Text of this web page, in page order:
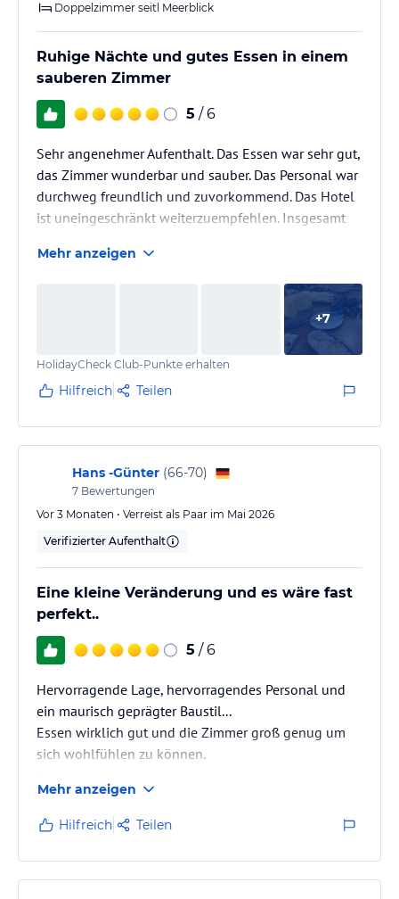
Doppelzimmer seitl Meerblick
Ruhige Nächte und gutes Essen in einem
sauberen Zimmer
5 / 6
Sehr angenehmer Aufenthalt. Das Essen war sehr gut,
das Zimmer wunderbar und sauber. Das Personal war
durchweg freundlich und zuvorkommend. Das Hotel
ist uneingeschränkt weiterzuempfehlen. Insgesamt
Mehr anzeigen
+7
HolidayCheck Club-Punkte erhalten
Hilfreich Teilen
Hans -Günter (66-70)
7 Bewertungen
Vor 3 Monaten • Verreist als Paar im Mai 2026
Verifizierter Aufenthalt
Eine kleine Veränderung und es wäre fast
perfekt..
5 / 6
Hervorragende Lage, hervorragendes Personal und
ein maurisch geprägter Baustil...
Essen wirklich gut und die Zimmer groß genug um
sich wohlfühlen zu können.
Geruchswahrnehmung beeinträchtigt ...
Insbesondere im Erdgeschoss des Anbaus machten
die zum Flur gelegenen Toilettenfenster einem
unmissverstândlich klar - menschliche
Ausscheidungen geben schon seltsame Düfte ab....
Mehr anzeigen
Hilfreich Teilen